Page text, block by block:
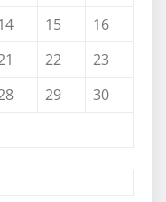
15
16
22
23
29
30